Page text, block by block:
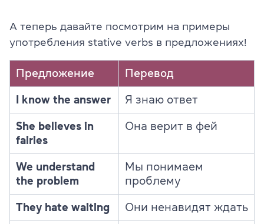
А теперь давайте посмотрим на примеры
употребления stative verbs в предложениях!
Предложение Перевод
I know the answer Я знаю ответ
She believes in
fairies
Она верит в фей
We understand
the problem
Мы понимаем
проблему
They hate waiting Они ненавидят ждать